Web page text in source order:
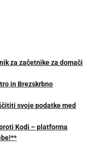
za začetnike za domači
in Brezskrbno
svoje podatke med
Kodi – platforma